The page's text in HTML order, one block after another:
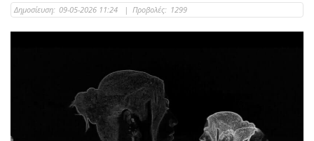
Δημοσίευση: 09-05-2026 11:24 | Προβολές: 1299